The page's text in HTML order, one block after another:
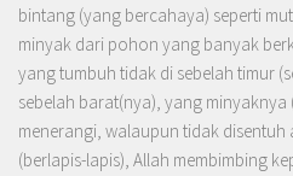
bintang (yang bercahaya) seperti
minyak dari pohon yang banyak
yang tumbuh tidak di sebelah timur
sebelah barat(nya), yang
menerangi, walaupun tidak disentuh
(berlapis-lapis), Allah membimbing